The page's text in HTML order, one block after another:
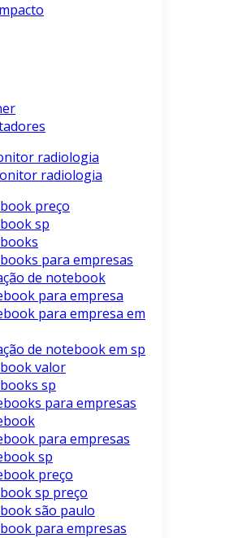
radiologia
radiologia
preço
sp
para empresas
de notebook
para empresa
para empresa em
de notebook em sp
valor
sp
para empresas
para empresas
sp
preço
sp preço
são paulo
para empresas